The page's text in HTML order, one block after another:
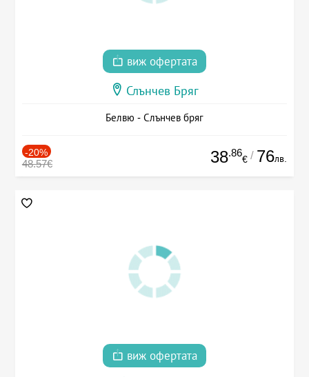
виж офертата
Слънчев Бряг
Белвю - Слънчев бряг
-20%
48.57€ 38.86
€ / 76лв.
виж офертата